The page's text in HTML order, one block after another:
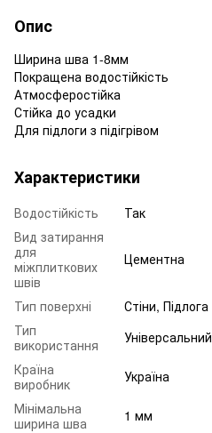
Опис
Ширина шва 1-8мм
Покращена водостійкість
Атмосферостійка
Стійка до усадки
Для підлоги з підігрівом
Характеристики
Водостійкість
Так
Вид затирання
для
міжплиткових
швів
Цементна
Тип поверхні
Стіни, Підлога
Тип
використання
Універсальний
Країна
виробник
Україна
Мінімальна
ширина шва
1 мм